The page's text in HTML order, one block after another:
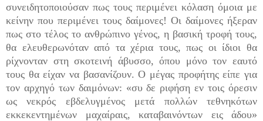
συνειδητοποιούσαν πως τους περιμένει κό­λαση όμοια με
κείνην που περιμένει τους δαίμονες! Οι δαίμονες ήξεραν
πως στο τέλος το ανθρώπινο γένος, η βασική τροφή τους,
θα ελευθερωνόταν από τα χέρια τους, πως οι ίδιοι θα
ρίχνονταν στη σκοτεινή άβυσσο, όπου μόνο τον εαυτό
τους θα είχαν να βασανίζουν. Ο μέγας προφήτης είπε για
τον αρχηγό των δαιμόνων: «συ δε ριφήση εν τοις όρεσιν
ως νεκρός εβδελυγμένος μετά πολλών τεθνηκότων
εκκεκεντημένων μαχαίραις, καταβαινόντων εις άδου»